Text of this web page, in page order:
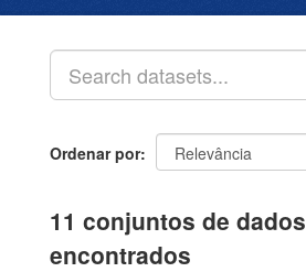
Ordenar por
11 conjuntos de dados
encontrados